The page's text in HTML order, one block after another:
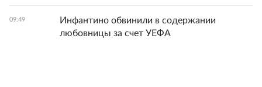
09:49
Инфантино обвинили в содержании
любовницы за счет УЕФА